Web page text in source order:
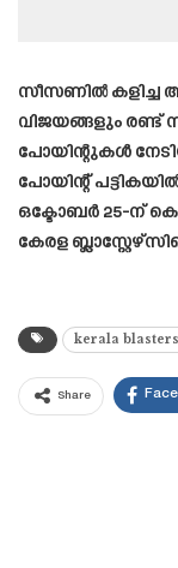
സീസണിൽ കളിച്ച
വിജയങ്ങളും രണ്ട്
പോയിന്റുകൾ
പോയിന്റ്
ഒക്ടോബർ 25-ന്
കേരള
kerala blasters
Share